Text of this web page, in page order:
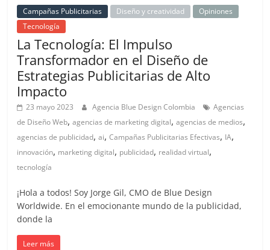
Campañas Publicitarias Diseño y creatividad
Opiniones
Tecnología
La Tecnología: El Impulso
Transformador en el Diseño de
Estrategias Publicitarias de Alto
Impacto
23 mayo 2023 Agencia Blue Design Colombia
Agencias
de Diseño Web,agencias de marketing digital,agencias de medios,
agencias de publicidad,ai,Campañas Publicitarias Efectivas, IA,
innovación, marketing digital, publicidad, realidad virtual,
tecnología
¡Hola a todos! Soy Jorge Gil, CMO de Blue Design
Worldwide. En el emocionante mundo de la publicidad,
donde la
Leer más